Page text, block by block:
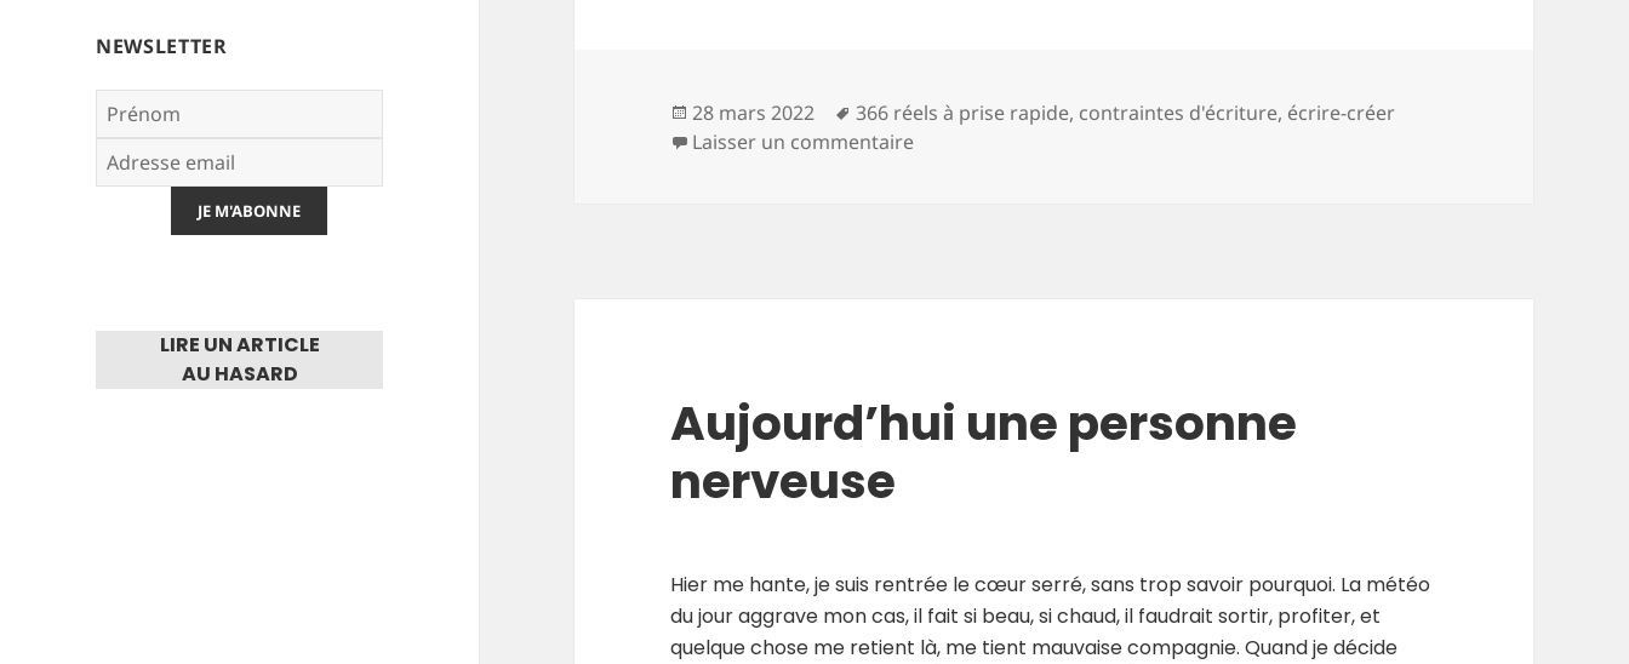
NEWSLETTER
LIRE UN ARTICLE
AU HASARD
Publié
le
28 mars 2022
Mots-
clés
366 réels à prise rapide, contraintes d'écriture, écrire-créer
Laisser un commentairesur Aujourd’hui action éclair
Aujourd’hui une personne
nerveuse
Hier me hante, je suis rentrée le cœur serré, sans trop savoir pourquoi. La météo
du jour aggrave mon cas, il fait si beau, si chaud, il faudrait sortir, profiter, et
quelque chose me retient là, me tient mauvaise compagnie. Quand je décide